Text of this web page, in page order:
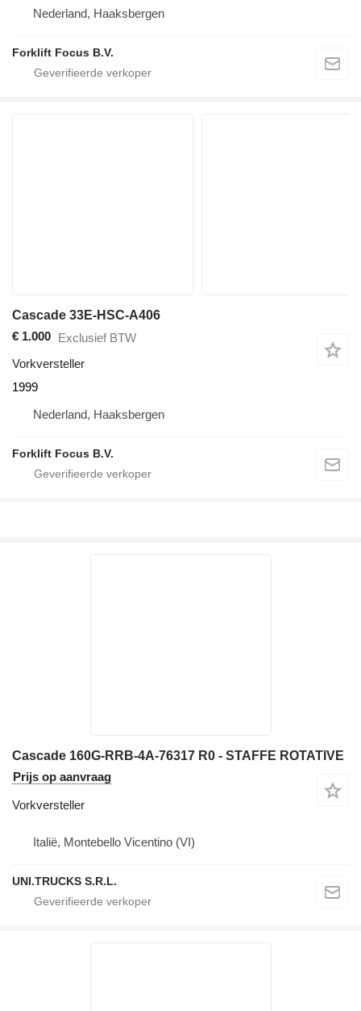
Nederland, Haaksbergen
Forklift Focus B.V.
Cascade 33E-HSC-A406
€ 1.000 Exclusief BTW
Vorkversteller
1999
Nederland, Haaksbergen
Forklift Focus B.V.
Cascade 160G-RRB-4A-76317 R0 - STAFFE ROTATIVE
Prijs op aanvraag
Vorkversteller
Italië, Montebello Vicentino (VI)
UNI.TRUCKS S.R.L.